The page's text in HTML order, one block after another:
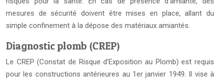
mesures de sécurité doivent être mises en place, allant du
simple confinement à la dépose des matériaux amiantés.
Diagnostic plomb (CREP)
Le CREP (Constat de Risque d’Exposition au Plomb) est requis
pour les constructions antérieures au 1er janvier 1949. Il vise à